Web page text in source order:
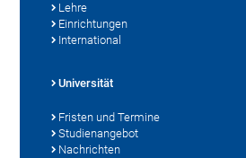
Lehre
Einrichtungen
International
Universität
Fristen und Termine
Studienangebot
Nachrichten